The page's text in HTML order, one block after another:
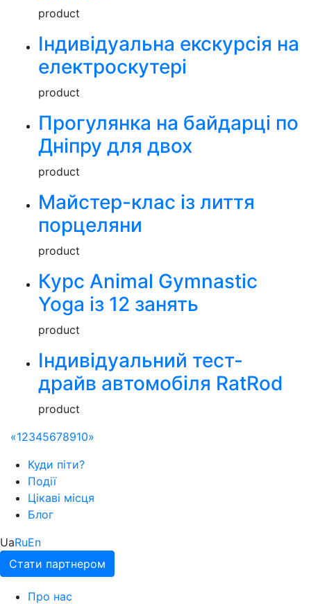
product
Індивідуальна екскурсія на
електроскутері
product
Прогулянка на байдарці по
Дніпру для двох
product
Майстер-клас із лиття
порцеляни
product
Курс Animal Gymnastic
Yoga із 12 занять
product
Індивідуальний тест-
драйв автомобіля RatRod
product
«12345678910»
Куди піти?
Події
Цікаві місця
Блог
UaRuEn
Стати партнером
Про нас